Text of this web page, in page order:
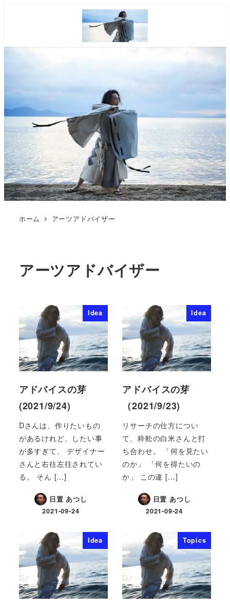
ホーム アーツアドバイザー
アーツアドバイザー
Idea
アドバイスの芽
(2021/9/24)
Dさんは、作りたいもの
があるけれど、したい事
が多すぎて、 デザイナー
さんと右往左往されてい
る。 そん […]
日置 あつし
2021-09-24
Idea
アドバイスの芽
（2021/9/23)
リサーチの仕方につい
て、粋舩の白米さんと打
ち合わせ。 「何を見たい
のか」 「何を得たいの
か」 この違 […]
日置 あつし
2021-09-24
Idea Topics